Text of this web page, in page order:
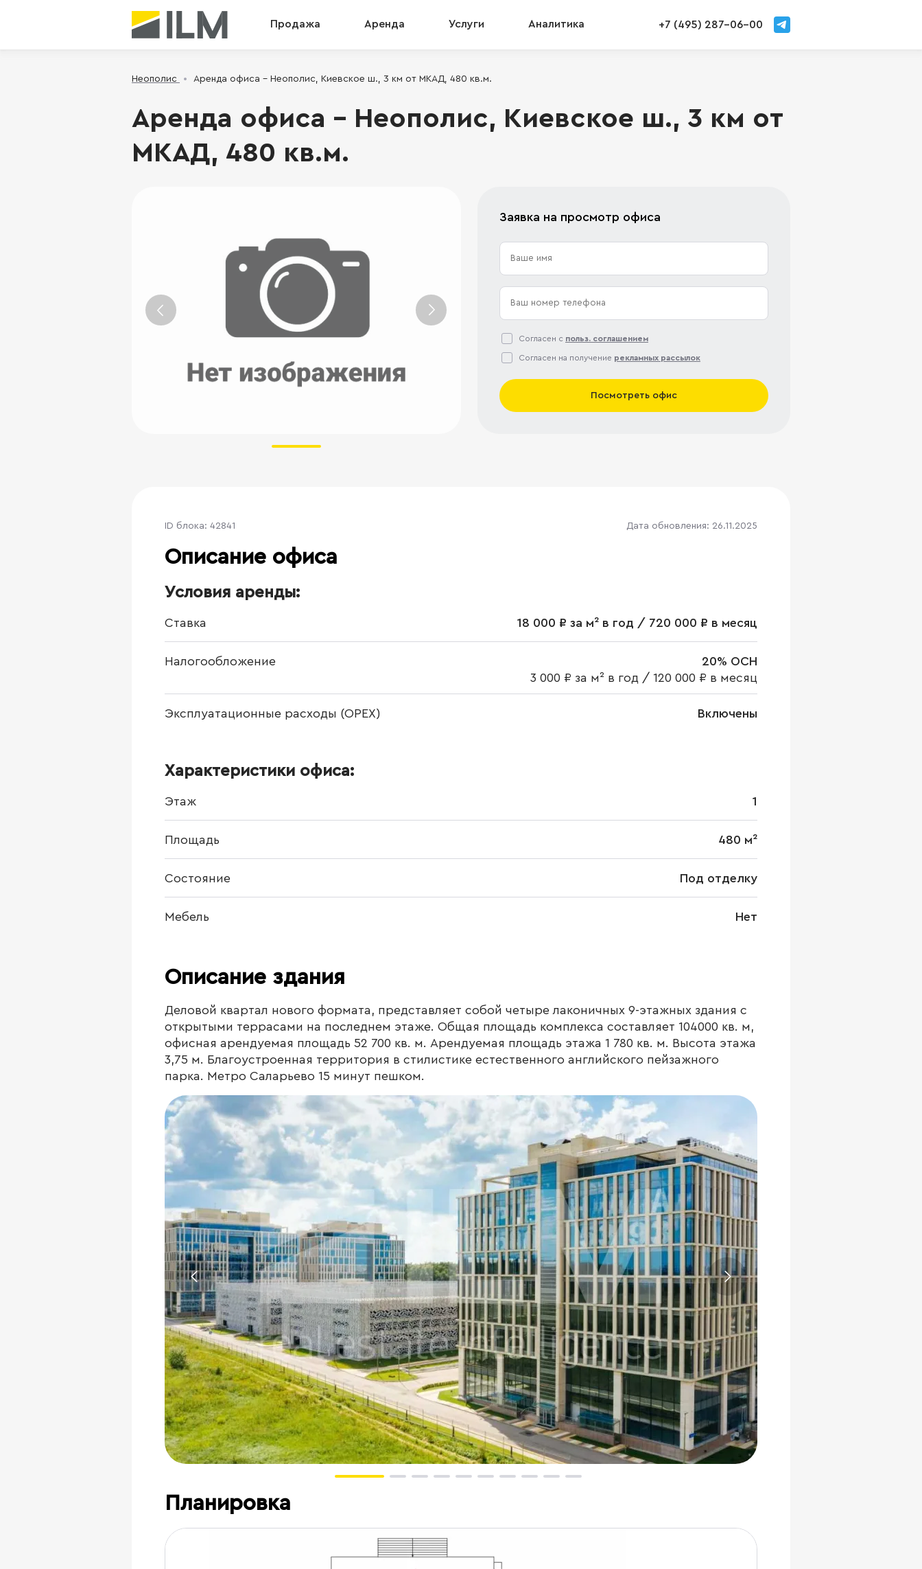
Продажа Аренда Услуги Аналитика +7 (495) 287-06-00
Неополис Аренда офиса - Неополис, Киевское ш., 3 км от МКАД, 480 кв.м.
Аренда офиса - Неополис, Киевское ш., 3 км от
МКАД, 480 кв.м.
Заявка на просмотр офиса
Согласен с польз. соглашением
Согласен на получение рекламных рассылок
Посмотреть офис
ID блока: 42841 Дата обновления: 26.11.2025
Описание офиса
Условия аренды:
Ставка 18 000 ₽ за м² в год / 720 000 ₽ в месяц
Налогообложение
20% ОСН
3 000 ₽ за м² в год / 120 000 ₽ в месяц
Эксплуатационные расходы (OPEX) Включены
Характеристики офиса:
Этаж 1
Площадь 480 м²
Состояние Под отделку
Мебель Нет
Описание здания
Деловой квартал нового формата, представляет собой четыре лаконичных 9-этажных здания с
открытыми террасами на последнем этаже. Общая площадь комплекса составляет 104000 кв. м,
офисная арендуемая площадь 52 700 кв. м. Арендуемая площадь этажа 1 780 кв. м. Высота этажа
3,75 м. Благоустроенная территория в стилистике естественного английского пейзажного
парка. Метро Саларьево 15 минут пешком.
Планировка